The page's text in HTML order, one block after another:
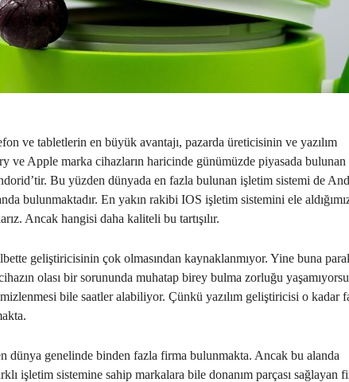
ve tabletlerin en büyük avantajı, pazarda üreticisinin ve yazılım
ve Apple marka cihazların haricinde günümüzde piyasada bulunan
Bu yüzden dünyada en fazla bulunan işletim sistemi de
bulunmaktadır. En yakın rakibi IOS işletim sistemini ele
Ancak hangisi daha kaliteli bu tartışılır.
geliştiricisinin çok olmasından kaynaklanmıyor. Yine buna
olası bir sorununda muhatap birey bulma zorluğu
bile saatler alabiliyor. Çünkü yazılım geliştiricisi o kadar
dünya genelinde binden fazla firma bulunmakta. Ancak bu alanda
işletim sistemine sahip markalara bile donanım parçası sağlayan